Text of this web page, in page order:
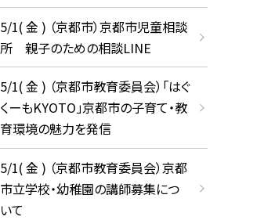
5/1( 金 ) （京都市）京都市児童相談
所 親子のための相談LINE
5/1( 金 ) （京都市教育委員会）「はぐ
くーもKYOTO」京都市の子育て・教
育環境の魅力を発信
5/1( 金 ) （京都市教育委員会）京都
市立学校・幼稚園の講師募集につ
いて